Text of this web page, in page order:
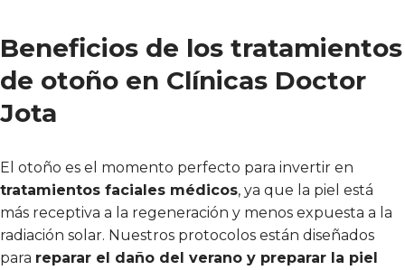
Beneficios de los tratamientos
de otoño en Clínicas Doctor
Jota
El otoño es el momento perfecto para invertir en
tratamientos faciales médicos, ya que la piel está
más receptiva a la regeneración y menos expuesta a la
radiación solar. Nuestros protocolos están diseñados
para reparar el daño del verano y preparar la piel